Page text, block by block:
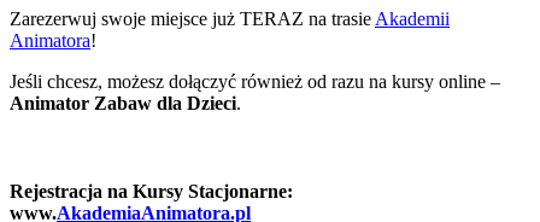
Zarezerwuj swoje miejsce już TERAZ na trasie Akademii
Animatora!
Jeśli chcesz, możesz dołączyć również od razu na kursy online –
Animator Zabaw dla Dzieci.
Rejestracja na Kursy Stacjonarne:
www.AkademiaAnimatora.pl